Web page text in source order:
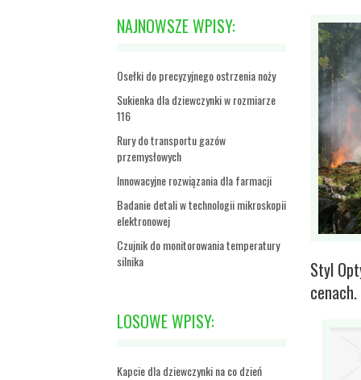
NAJNOWSZE WPISY:
Osełki do precyzyjnego ostrzenia noży
Sukienka dla dziewczynki w rozmiarze
116
Rury do transportu gazów
przemysłowych
Innowacyjne rozwiązania dla farmacji
Badanie detali w technologii mikroskopii
elektronowej
Czujnik do monitorowania temperatury
silnika
LOSOWE WPISY:
Kapcie dla dziewczynki na co dzień
Styl
cenach.